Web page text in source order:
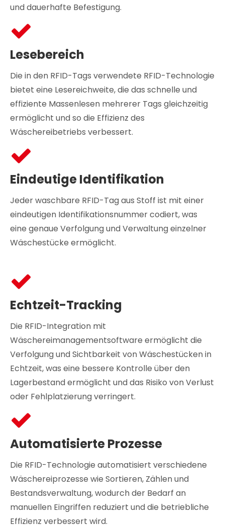
und dauerhafte Befestigung.
Lesebereich
Die in den RFID-Tags verwendete RFID-Technologie
bietet eine Lesereichweite, die das schnelle und
effiziente Massenlesen mehrerer Tags gleichzeitig
ermöglicht und so die Effizienz des
Wäschereibetriebs verbessert.
Eindeutige Identifikation
Jeder waschbare RFID-Tag aus Stoff ist mit einer
eindeutigen Identifikationsnummer codiert, was
eine genaue Verfolgung und Verwaltung einzelner
Wäschestücke ermöglicht.
Echtzeit-Tracking
Die RFID-Integration mit
Wäschereimanagementsoftware ermöglicht die
Verfolgung und Sichtbarkeit von Wäschestücken in
Echtzeit, was eine bessere Kontrolle über den
Lagerbestand ermöglicht und das Risiko von Verlust
oder Fehlplatzierung verringert.
Automatisierte Prozesse
Die RFID-Technologie automatisiert verschiedene
Wäschereiprozesse wie Sortieren, Zählen und
Bestandsverwaltung, wodurch der Bedarf an
manuellen Eingriffen reduziert und die betriebliche
Effizienz verbessert wird.